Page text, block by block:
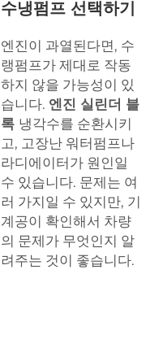
수냉펌프 선택하기
엔진이 과열된다면, 수
랭펌프가 제대로 작동
하지 않을 가능성이 있
습니다. 엔진 실린더 블
록 냉각수를 순환시키
고, 고장난 워터펌프나
라디에이터가 원인일
수 있습니다. 문제는 여
러 가지일 수 있지만, 기
계공이 확인해서 차량
의 문제가 무엇인지 알
려주는 것이 좋습니다.